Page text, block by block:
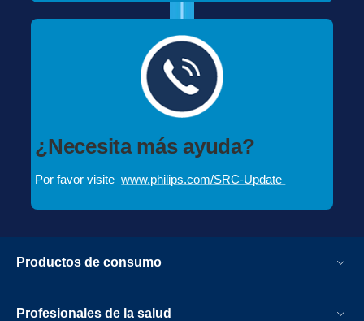
¿Necesita más ayuda?
Por favor visitewww.philips.com/SRC-Update
Productos de consumo
Profesionales de la salud